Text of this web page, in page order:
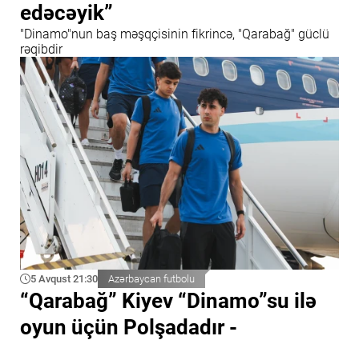
edəcəyik”
"Dinamo"nun baş məşqçisinin fikrincə, "Qarabağ" güclü
rəqibdir
5 Avqust 21:30 Azərbaycan futbolu
“Qarabağ” Kiyev “Dinamo”su ilə
oyun üçün Polşadadır -